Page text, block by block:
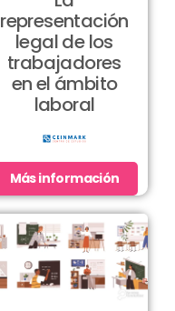
representación
legal de los
trabajadores
en el ámbito
laboral
Más información